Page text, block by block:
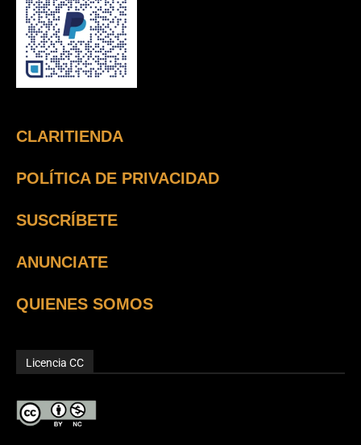
CLARITIENDA
POLÍTICA DE PRIVACIDAD
SUSCRÍBETE
ANUNCIATE
QUIENES SOMOS
Licencia CC